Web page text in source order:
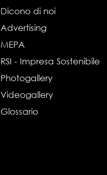
Dicono di noi
Advertising
MEPA
RSI - Impresa Sostenibile
Photogallery
Videogallery
Glossario